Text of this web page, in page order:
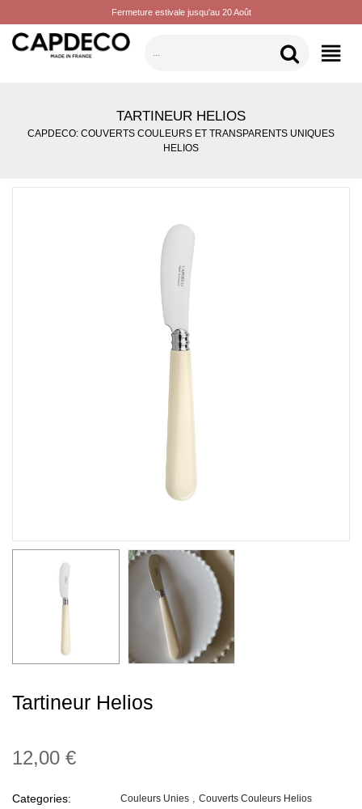
Fermeture estivale jusqu'au 20 Août
CATÉGORIES
TARTINEUR HELIOS
CAPDECO: COUVERTS COULEURS ET TRANSPARENTS UNIQUES
HELIOS
Tartineur Helios
12,00 €
Categories: Couleurs Unies Couverts Couleurs Helios